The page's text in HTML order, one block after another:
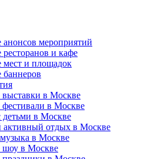
анонсов мероприятий
и кафе
мест и площадок
баннеров
выставки в Москве
фестивали в Москве
детьми в Москве
активный отдых в Москве
в Москве
шоу в Москве